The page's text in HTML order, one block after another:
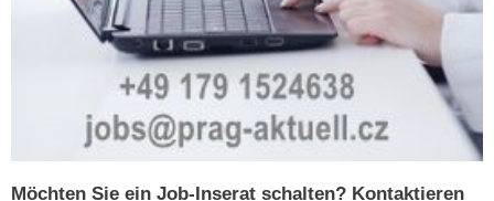
Möchten Sie ein Job-Inserat schalten? Kontaktieren